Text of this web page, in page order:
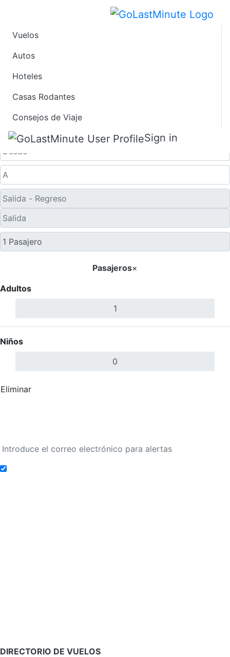
Vuelos
Autos
Hoteles
Casas Rodantes
Consejos de Viaje
Sign in
Vuelos de Último
Telluride
Solo ida
Pasajeros×
Adultos
Niños
Eliminar
DIRECTORIO DE VUELOS